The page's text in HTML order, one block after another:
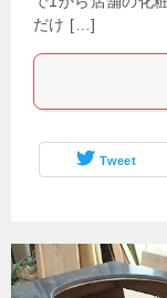
だけ […]
Tweet